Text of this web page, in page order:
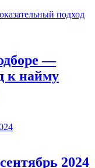
—
к найму
2024